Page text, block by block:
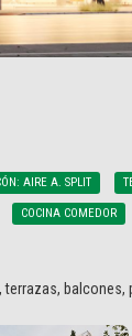
AIRE A. SPLIT
COCINA COMEDOR
balcones,